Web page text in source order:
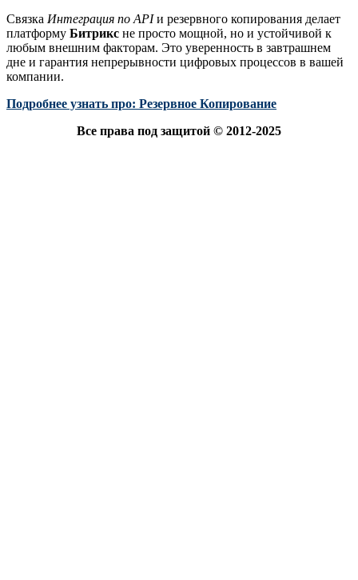
Связка Интеграция по APIи резервного копирования делает
платформу Битрикс не просто мощной, но и устойчивой к
любым внешним факторам. Это уверенность в завтрашнем
дне и гарантия непрерывности цифровых процессов в вашей
компании.
Подробнее узнать про: Резервное Копирование
Все права под защитой © 2012-2025